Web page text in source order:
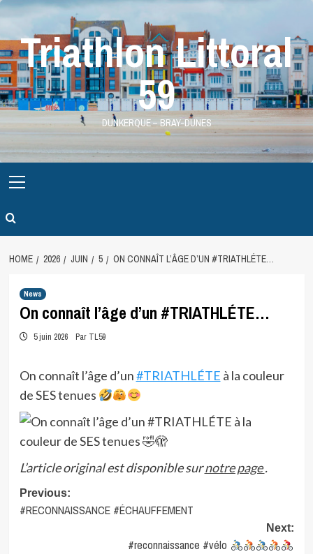
Skip
contentTriathlon Littoral
59
DUNKERQUE – BRAY-DUNES
Menu
HOME 2026 JUIN 5 ON CONNAÎT L’ÂGE D’UN #TRIATHLÉTE…
News
On connaît l’âge d’un #TRIATHLÉTE…
5 juin 2026 Par TL59
On connaît l’âge d’un#TRIATHLÉTE à la couleur
de SES tenues
L’article original est disponible surnotre page.
Post
navigation
Previous:
#RECONNAISSANCE #ÉCHAUFFEMENT
Next:
#reconnaissance #vélo